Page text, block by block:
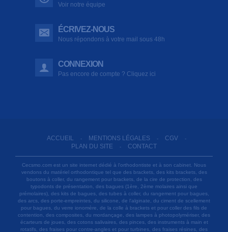
Voir notre équipe
ÉCRIVEZ-NOUS
Nous répondons à votre mail sous 48h
CONNEXION
Pas encore de compte ? Cliquez ici
ACCUEIL - MENTIONS LÉGALES - CGV -
PLAN DU SITE - CONTACT
Cecsmo.com est un site internet dédié à l'orthodontiste et à son cabinet. Nous
vendons du matériel orthodontique tel que des brackets, des kits brackets, des
boutons à coller, du rangement pour brackets, de la cire de protection, des
typodonts de présentation, des bagues (1ère, 2ème molaires ainsi que
prémolaires), des kits de bagues, des tubes à coller, du rangement pour bagues,
des arcs, des porte-empreintes, du silicone, de l'alginate, du ciment de scellement
pour bagues, du verre ionomère, de la colle à brackets et pour coller des fils de
contention, des composites, du mordançage, des lampes à photopolymériser, des
écarteurs de joues, des cotons salivaires, des pinces, des instruments à main et
rotatifs, des fraises pour contre-angles et pour turbines, des fraises résines, des